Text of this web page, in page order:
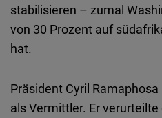
stabilisieren – zumal
von 30 Prozent auf
hat.
Präsident Cyril
als Vermittler. Er